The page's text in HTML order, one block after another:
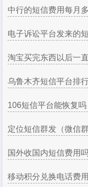
中行的短信费用每月
电子诉讼平台发来的
淘宝买完东西以后一
乌鲁木齐短信平台排
106短信平台能恢复
定位短信群发（微信
国外收国内短信费用
移动积分兑换电话费